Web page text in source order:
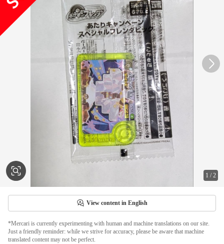
1 /2
View content in English
*Mercari is currently experimenting with human and machine translations on our site.
Just a friendly reminder: while we strive for accuracy, please be aware that machine
translated content may not be perfect.